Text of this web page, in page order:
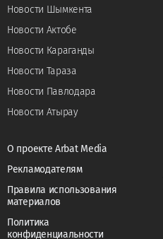
Новости Шымкента
Новости Актобе
Новости Караганды
Новости Тараза
Новости Павлодара
Новости Атырау
О проекте Arbat Media
Рекламодателям
Правила использования
материалов
Политика
конфиденциальности